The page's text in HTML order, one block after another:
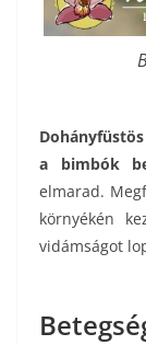
a bimbók
elmarad.
környékén
vidámságot